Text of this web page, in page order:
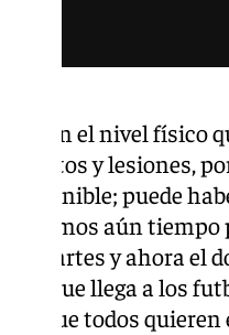
con el nivel físico
y lesiones,
disponible; puede
Tenemos aún
el martes y ahora el
que llega a los
porque todos quieren